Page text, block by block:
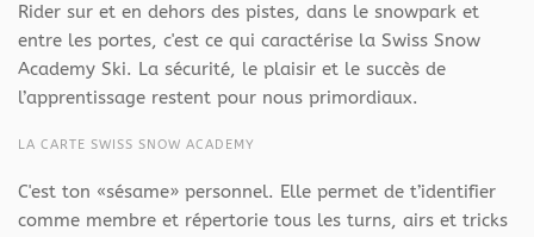
Rider sur et en dehors des pistes, dans le snowpark et
entre les portes, c'est ce qui caractérise la Swiss Snow
Academy Ski. La sécurité, le plaisir et le succès de
l’apprentissage restent pour nous primordiaux.
LA CARTE SWISS SNOW ACADEMY
C'est ton «sésame» personnel. Elle permet de t’identifier
comme membre et répertorie tous les turns, airs et tricks